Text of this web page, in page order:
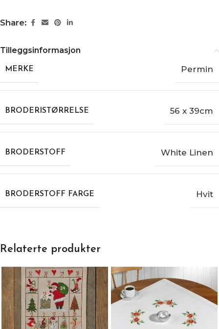
Share:
Tilleggsinformasjon
MERKE Permin
BRODERISTØRRELSE 56 x 39cm
BRODERSTOFF White Linen
BRODERSTOFF FARGE Hvit
Relaterte produkter